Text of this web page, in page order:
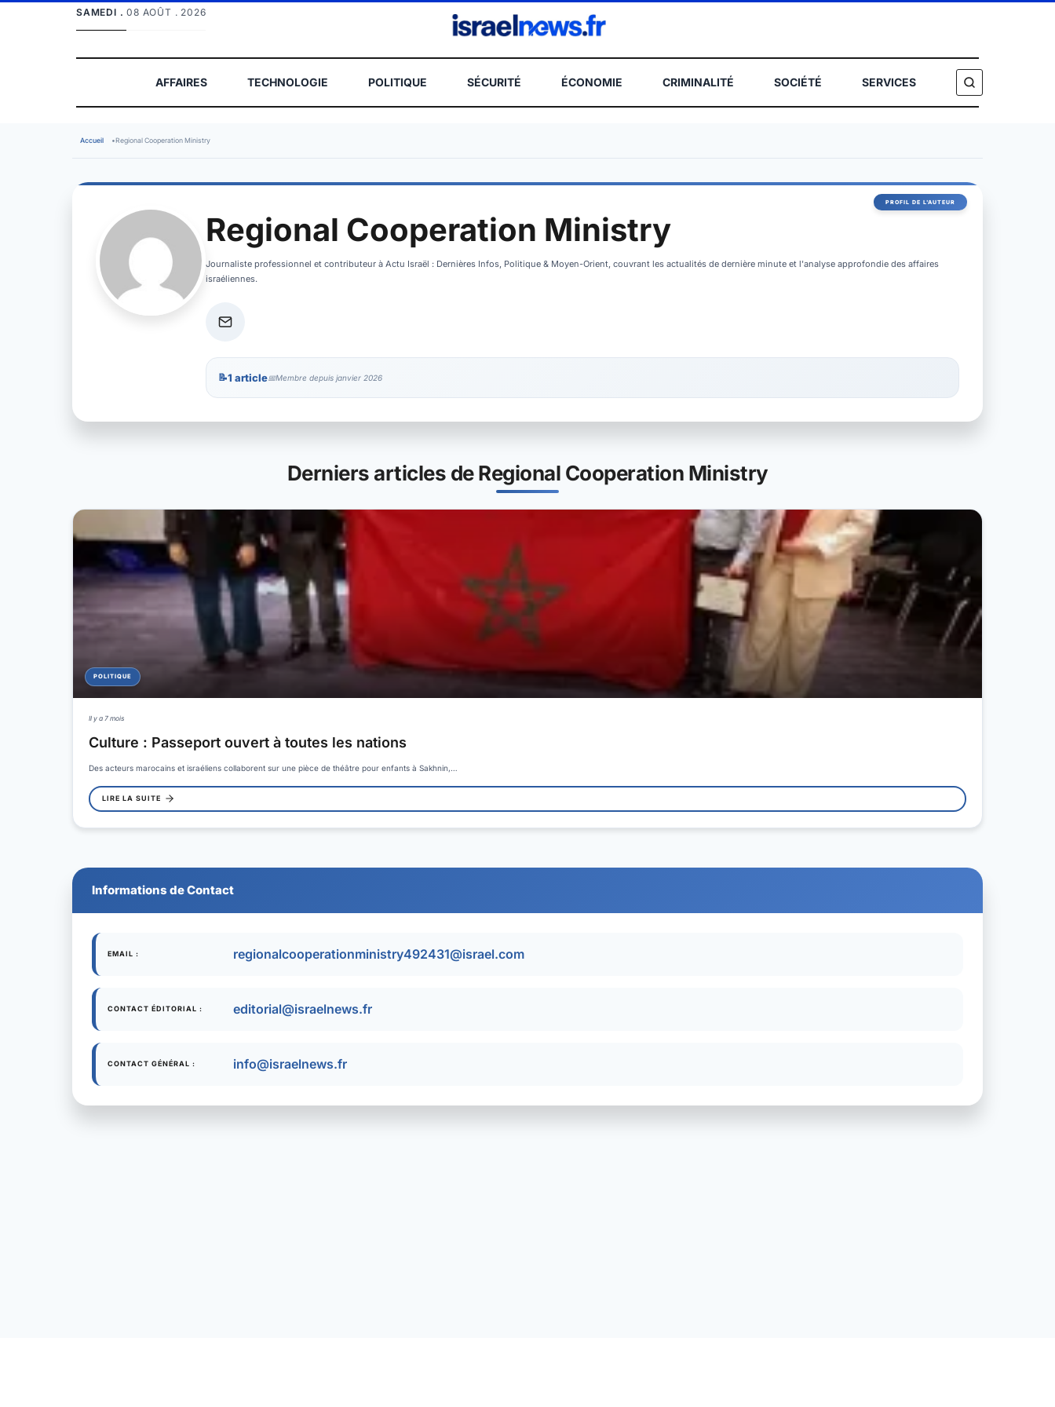
SAMEDI .08 AOÛT . 2026
AFFAIRES TECHNOLOGIE POLITIQUE SÉCURITÉ ÉCONOMIE CRIMINALITÉ SOCIÉTÉ SERVICES
Accueil • Regional Cooperation Ministry
Regional Cooperation Ministry
Journaliste professionnel et contributeur à Actu Israël : Dernières Infos, Politique & Moyen-Orient, couvrant les actualités de dernière minute et l'analyse approfondie des affaires
israéliennes.
1 article Membre depuis janvier 2026
Derniers articles de Regional Cooperation Ministry
POLITIQUE
Il y a 7 mois
Culture : Passeport ouvert à toutes les nations
Des acteurs marocains et israéliens collaborent sur une pièce de théâtre pour enfants à Sakhnin,…
LIRE LA SUITE
Informations de Contact
EMAIL : regionalcooperationministry492431@israel.com
CONTACT ÉDITORIAL : editorial@israelnews.fr
CONTACT GÉNÉRAL : info@israelnews.fr